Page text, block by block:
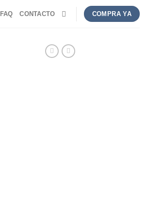
FAQ CONTACTO COMPRA YA